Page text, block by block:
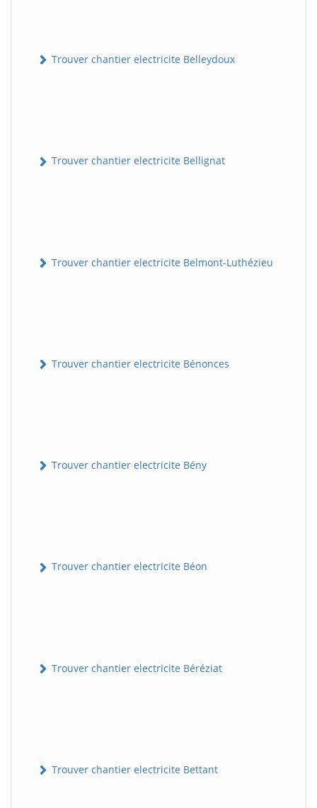
Trouver chantier electricite Belleydoux
Trouver chantier electricite Bellignat
Trouver chantier electricite Belmont-Luthézieu
Trouver chantier electricite Bénonces
Trouver chantier electricite Bény
Trouver chantier electricite Béon
Trouver chantier electricite Béréziat
Trouver chantier electricite Bettant